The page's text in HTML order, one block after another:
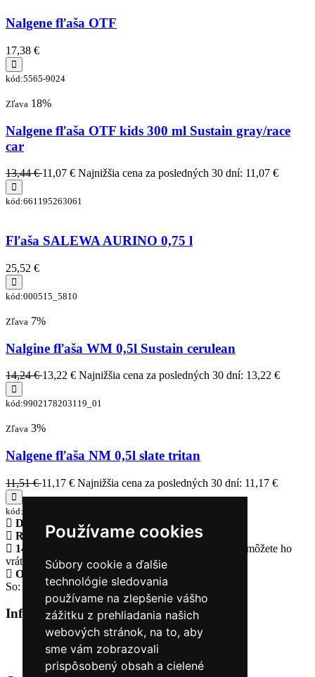
Používame cookies
Súbory cookie a ďalšie
technológie sledovania
používame na zlepšenie vášho
zážitku z prehliadania našich
webových stránok, na to, aby
sme vám zobrazovali
prispôsobený obsah a cielené
Nalgene fľaša OTF
17,38 €
kód:5565-9024
Zľava 18%
Nalgene fľaša OTF kids 300 ml Sustain gray/race
car
13,44 €11,07 € Najnižšia cena za posledných 30 dní: 11,07 €
kód:661195263061
Fľaša SALEWA AURINO 0,75 l
25,52 €
kód:000515_5810
Zľava 7%
Nalgine fľaša WM 0,5l Sustain cerulean
14,24 €13,22 € Najnižšia cena za posledných 30 dní: 13,22 €
kód:9902178203119_01
Zľava 3%
Nalgene fľaša NM 0,5l slate tritan
11,51 €11,17 € Najnižšia cena za posledných 30 dní: 11,17 €
kód:9902078010008_1
Doprava zadarmo
pri objednávke nad 230€
Rýchle dodanieTovar Vám odošleme do 24 hodín
14 Dní na vrátenie tovaru
Ak Vám tovar nesadne, môžete ho
vrátiť
Otvorené celý týždeň
So: 9:00 - 12:00
Informácie+
O nás
Kontakt